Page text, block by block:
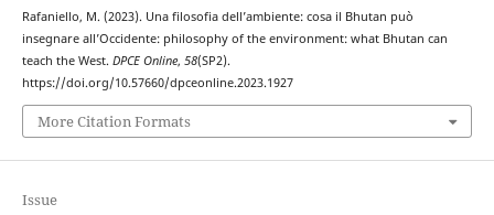
Rafaniello, M. (2023). Una filosofia dell’ambiente: cosa il Bhutan può
insegnare all’Occidente: philosophy of the environment: what Bhutan can
teach the West. DPCE Online, 58(SP2).
https://doi.org/10.57660/dpceonline.2023.1927
More Citation Formats
Issue